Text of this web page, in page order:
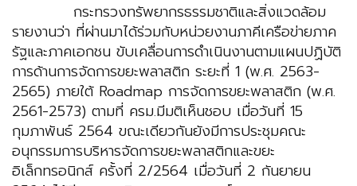
กระทรวงทรัพยากรธรรมชาติและสิ่งแวดล้อม
รายงานว่า ที่ผ่านมาได้ร่วมกับหน่วยงานภาคีเครือข่ายภาค
รัฐและภาคเอกชน ขับเคลื่อนการดำเนินงานตามแผนปฏิบัติ
การด้านการจัดการขยะพลาสติก ระยะที่ 1 (พ.ศ. 2563-
2565) ภายใต้ Roadmap การจัดการขยะพลาสติก (พ.ศ.
2561-2573) ตามที่ ครม.มีมติเห็นชอบ เมื่อวันที่ 15
กุมภาพันธ์ 2564 ขณะเดียวกันยังมีการประชุมคณะ
อนุกรรมการบริหารจัดการขยะพลาสติกและขยะ
อิเล็กทรอนิกส์ ครั้งที่ 2/2564 เมื่อวันที่ 2 กันยายน